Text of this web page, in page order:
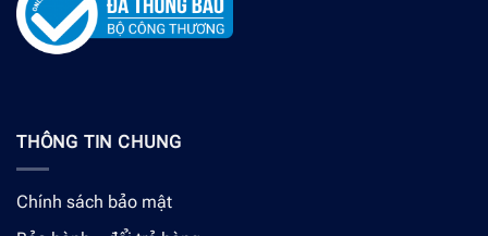
THÔNG TIN CHUNG
Chính sách bảo mật